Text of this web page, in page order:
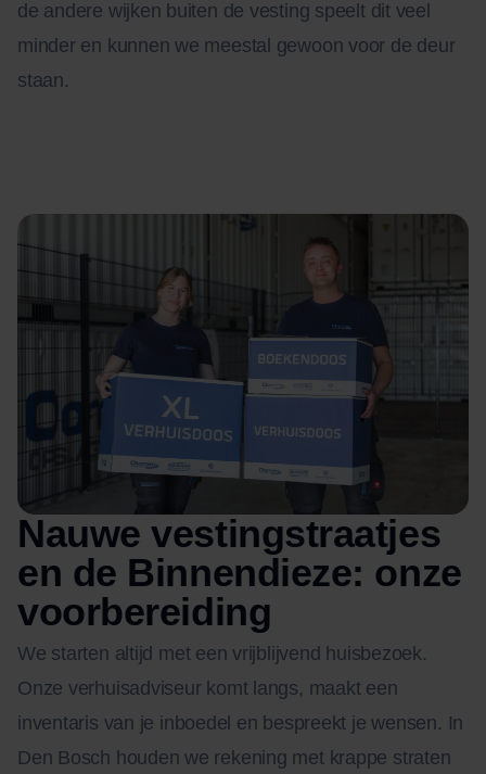
de andere wijken buiten de vesting speelt dit veel
minder en kunnen we meestal gewoon voor de deur
staan.
Nauwe vestingstraatjes
en de Binnendieze: onze
voorbereiding
We starten altijd met een vrijblijvend huisbezoek.
Onze verhuisadviseur komt langs, maakt een
inventaris van je inboedel en bespreekt je wensen. In
Den Bosch houden we rekening met krappe straten